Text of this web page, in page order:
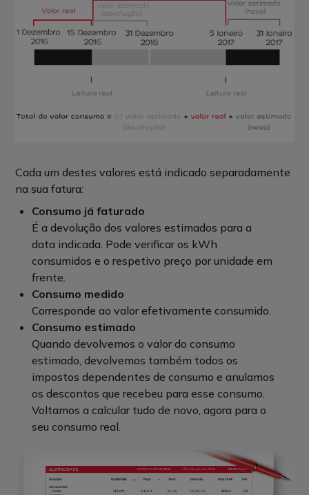
Cada um destes valores está indicado separadamente
na sua fatura:
Consumo já faturado
É a devolução dos valores estimados para a
data indicada. Pode verificar os kWh
consumidos e o respetivo preço por unidade em
frente.
Consumo medido
Corresponde ao valor efetivamente consumido.
Consumo estimado
Quando devolvemos o valor do consumo
estimado, devolvemos também todos os
impostos dependentes de consumo e anulamos
os descontos que recebeu para esse consumo.
Voltamos a calcular tudo de novo, agora para o
seu consumo real.